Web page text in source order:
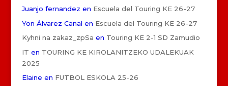
Juanjo fernandez en Escuela del Touring KE 26-27
Yon Álvarez Canal en Escuela del Touring KE 26-27
Kyhni na zakaz_zpSa en Touring KE 2-1 SD Zamudio
IT en TOURING KE KIROLANITZEKO UDALEKUAK
2025
Elaine en FUTBOL ESKOLA 25-26